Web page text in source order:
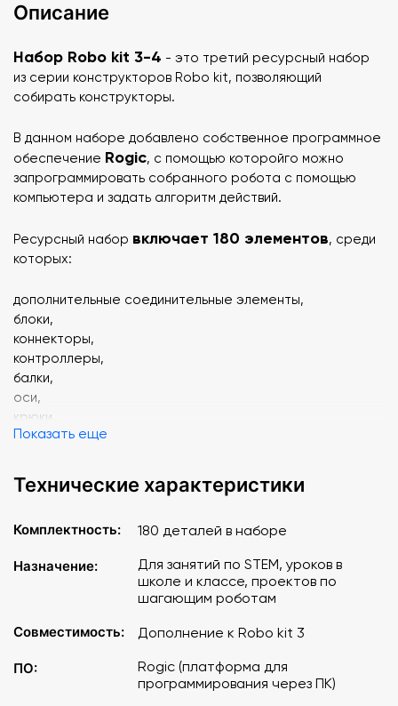
Описание
Набор Robo kit 3-4 - это третий ресурсный набор
из серии конструкторов Robo kit, позволяющий
собирать конструкторы.
В данном наборе добавлено собственное программное
обеспечение Rogic, с помощью которойго можно
запрограммировать собранного робота с помощью
компьютера и задать алгоритм действий.
Ресурсный набор включает 180 элементов, среди
которых:
дополнительные соединительные элементы,
блоки,
коннекторы,
контроллеры,
балки,
оси,
крюки,
шестеренки.
Состав набора позволяет значительно увеличить
количество модификаций.
Показать еще
Технические характеристики
Комплектность: 180 деталей в наборе
Назначение:
Для занятий по STEM, уроков в
школе и классе, проектов по
шагающим роботам
Совместимость:
Дополнение к Robo kit 3
ПО:
Rogic (платформа для
программирования через ПК)